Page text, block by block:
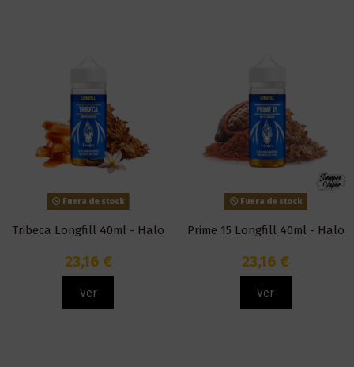
Fuera de stock
Tribeca Longfill 40ml - Halo
23,16 €
Ver
Fuera de stock
Prime 15 Longfill 40ml - Halo
23,16 €
Ver